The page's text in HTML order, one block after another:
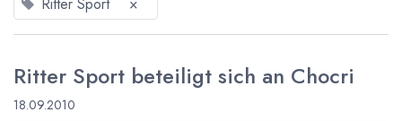
Ritter Sport ×
Ritter Sport beteiligt sich an Chocri
18.09.2010